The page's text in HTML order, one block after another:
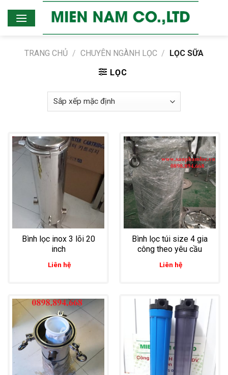
TRANG CHỦ / CHUYÊN NGÀNH LỌC / LỌC SỮA
LỌC
Bình lọc inox 3 lõi 20
inch
Liên hệ
Bình lọc túi size 4 gia
công theo yêu cầu
Liên hệ